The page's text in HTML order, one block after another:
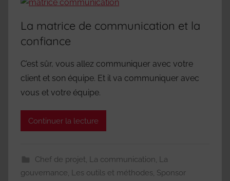
La matrice de communication et la
confiance
C’est sûr, vous allez communiquer avec votre
client et son équipe. Et il va communiquer avec
vous et votre équipe.
Continuer la lecture
Chef de projet, La communication, La
gouvernance, Les outils et méthodes, Sponsor